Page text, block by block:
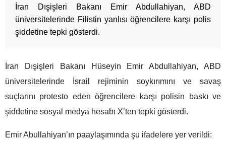
İran Dışişleri Bakanı Emir Abdullahiyan, ABD
üniversitelerinde Filistin yanlısı öğrencilere karşı polis
şiddetine tepki gösterdi.
İran Dışişleri Bakanı Hüseyin Emir Abdullahiyan, ABD
üniversitelerinde İsrail rejiminin soykırımını ve savaş
suçlarını protesto eden öğrencilere karşı polisin baskı ve
şiddetine sosyal medya hesabı X’ten tepki gösterdi.
Emir Abullahiyan’ın paaylaşımında şu ifadelere yer verildi: